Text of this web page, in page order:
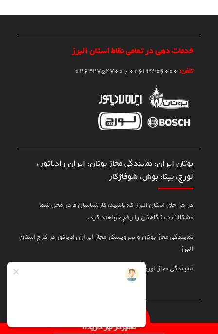
خدمات دهی در تمامی نقاط استان البرز
تلفن:
بوتان ایران: نمایندگی مجاز بوتان، ایران رادیاتور،
لورچ، بیتا، بوش، شوفاژکار
در هر جای استان البرز که باشید، کارشناسان ما در محل شما
مشکلات دستگاهتان را رفع خواهند کرد.
نمایندگی مجاز بوتان و سرویسکار مجاز ایران رادیاتور در کرج استان
البرز
نمایندگی مجاز لورچ، بوش، بیتا در کرج
تعمیرکار نیاز دارید؟